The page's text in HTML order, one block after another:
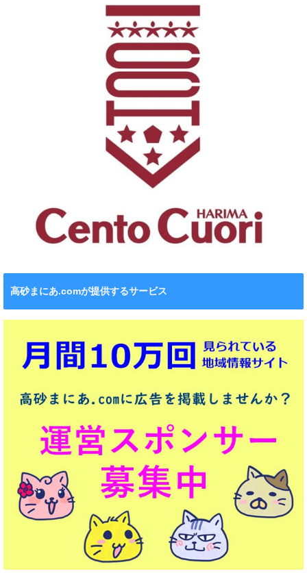
高砂まにあ.comが提供するサービス